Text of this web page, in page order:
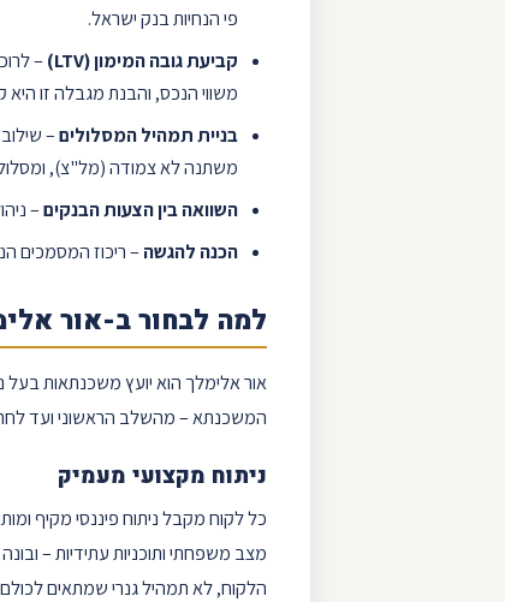
פי הנחיותבנק ישראל.
קביעת גובה המימון (LTV
)
–
משווי הנכס, והבנת מגבלה זו היא
בניית תמהיל המסלולים–
משתנהלא צמודה (מל"צ),
השוואה בין הצעות הבנקים–
הכנה להגשה – ריכוז המסמכים
למה לבחור ב-אור
אור אלימלך הוא יועץ משכנתאות בעל
המשכנתא – מהשלב הראשוני ועד
ניתוח מקצועי מעמיק
כל לקוח מקבל ניתוח פיננסי מקיף
מצב משפחתי ותוכניות עתידיות – ובונה
הלקוח, לא תמהיל גנרי שמתאים